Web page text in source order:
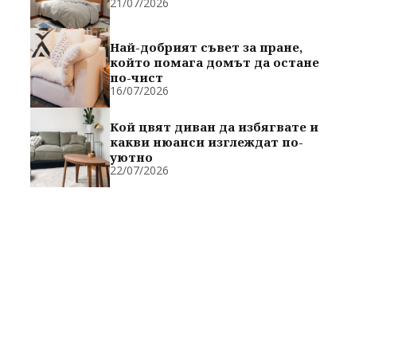
Най-добрият съвет за пране,
който помага домът да остане
по-чист
16/07/2026
Кой цвят диван да избягвате и
какви нюанси изглеждат по-
уютно
22/07/2026